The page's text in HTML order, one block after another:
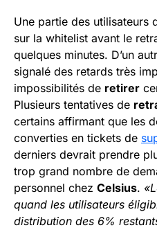
Une partie des utilisateurs
sur la whitelist avant le
quelques minutes. D’un
signalé des retards très
impossibilités de retirer
Plusieurs tentatives de
certains affirmant que les
converties en tickets de
derniers devrait prendre
trop grand nombre de
personnel chez Celsius.
quand les utilisateurs
distribution des 6%